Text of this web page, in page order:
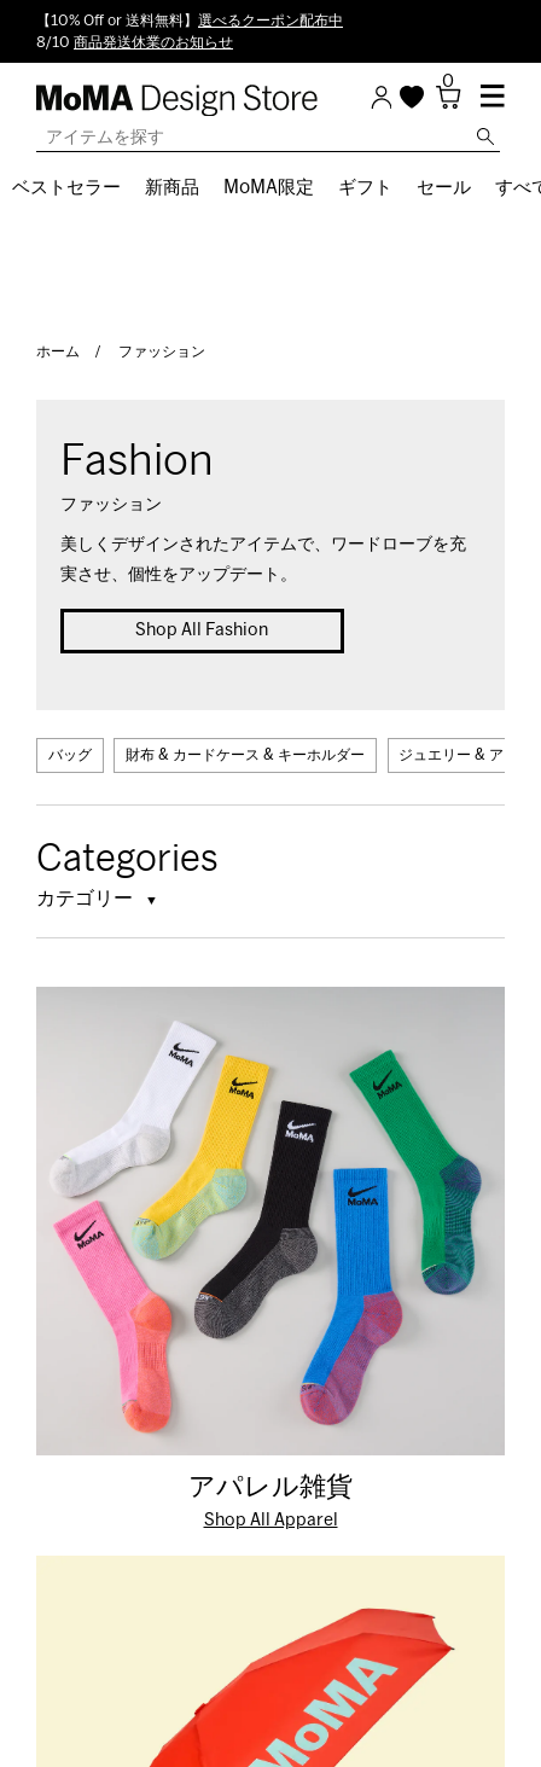
【10% Off or 送料無料】 選べるクーポン配布中
8/10 商品発送休業のお知らせ
0
ベストセラー 新商品 MoMA限定 ギフト セール すべ
ホーム ファッション
Fashion
ファッション
美しくデザインされたアイテムで、ワードローブを充
実させ、個性をアップデート。
Shop All Fashion
バッグ 財布 & カードケース & キーホルダー ジュエリー & アクセ
Categories
カテゴリー
アパレル雑貨
Shop All Apparel